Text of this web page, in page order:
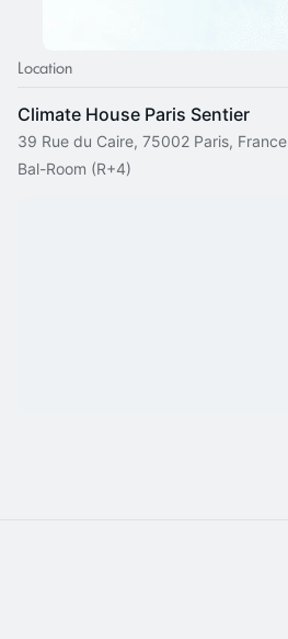
Location
Climate House Paris Sentier
39 Rue du Caire, 75002 Paris, France
Bal-Room (R+4)